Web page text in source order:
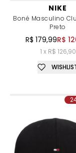
NIKE
Boné Masculino
Preto
R$ 179,99R$
1 x R$ 126,90